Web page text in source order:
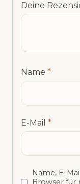
Deine
Name *
E-Mail *
Name, E-
Browser für